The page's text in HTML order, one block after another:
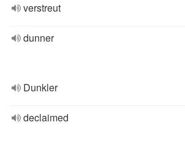
verstreut
dunner
Dunkler
declaimed